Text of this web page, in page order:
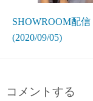
SHOWROOM配信
(2020/09/05)
コメントする